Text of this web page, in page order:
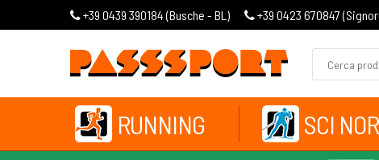
+39 0439 390184 (Busche - BL ) +39 0423 670847 (
RUNNING SCI